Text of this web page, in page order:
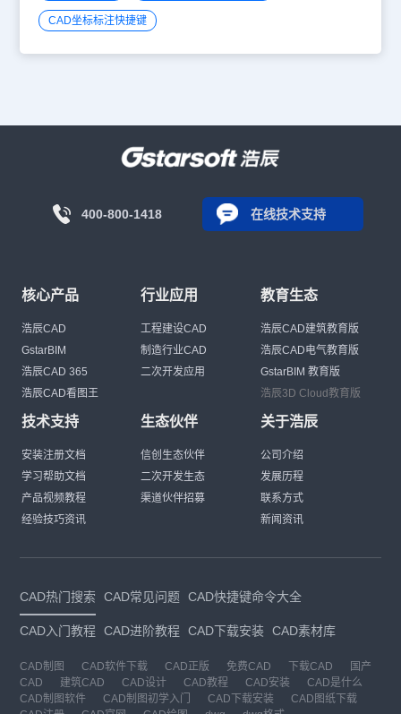
CAD坐标标注快捷键
400-800-1418 在线技术支持
核心产品
浩辰CAD
GstarBIM
浩辰CAD 365
浩辰CAD看图王
行业应用
工程建设CAD
制造行业CAD
二次开发应用
教育生态
浩辰CAD建筑教育版
浩辰CAD电气教育版
GstarBIM 教育版
浩辰3D Cloud教育版
技术支持
安装注册文档
学习帮助文档
产品视频教程
经验技巧资讯
生态伙伴
信创生态伙伴
二次开发生态
渠道伙伴招募
关于浩辰
公司介绍
发展历程
联系方式
新闻资讯
CAD热门搜索 CAD常见问题 CAD快捷键命令大全
CAD入门教程 CAD进阶教程 CAD下载安装 CAD素材库
CAD制图 CAD软件下载 CAD正版 免费CAD 下载CAD
国产
CAD
建筑CAD CAD设计 CAD教程 CAD安装
CAD是什么
CAD制图软件
CAD制图初学入门 CAD下载安装
CAD图纸下载